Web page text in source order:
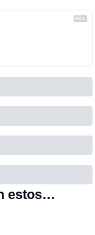
estos…